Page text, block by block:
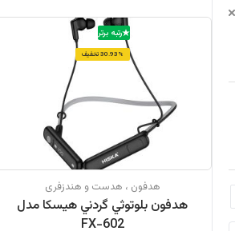
رتبه برتر
30.93% تخفیف
هدفون ، هدست و هندزفری
هدفون بلوتوثي گردني هيسكا مدل
FX-602